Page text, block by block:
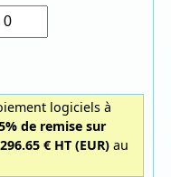
logiciels à
de remise sur
296.65 € HT (EUR)au